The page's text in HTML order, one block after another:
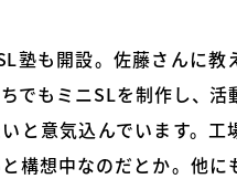
塾も開設。佐藤さんに教
でもミニSLを制作し、活
と意気込んでいます。工
構想中なのだとか。他に